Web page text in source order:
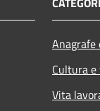
Cultura
Vita